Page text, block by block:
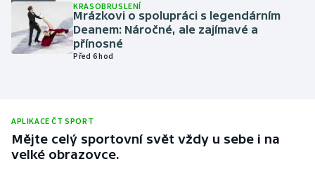
Plavání
Plážový volejbal
Rychlobruslení
Rychlostní kanoistika
KRASOBRUSLENÍ
Mrázkovi o spolupráci s legendárním
Deanem: Náročné, ale zajímavé a
přínosné
Před 6 hod
APLIKACE ČT SPORT
Mějte celý sportovní svět vždy u sebe i na
velké obrazovce.